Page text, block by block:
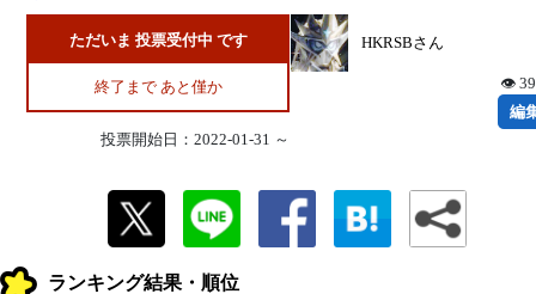
ただいま 投票受付中 です
終了まで あと僅か
投票開始日：2022-01-31 ～
HKRSBさん
👁
編
ランキング結果・順位